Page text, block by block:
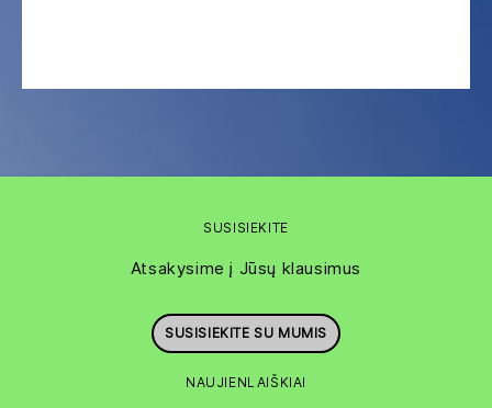
SUSISIEKITE
Atsakysime į Jūsų klausimus
SUSISIEKITE SU MUMIS
NAUJIENLAIŠKIAI